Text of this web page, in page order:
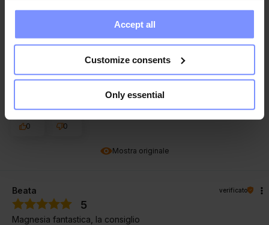
information you have provided to them or that they have
collected when you use their services. Do you agree?
Accept all
Customize consents
Only essential
Mostra originale
5
4/29/2026
0
0
Beata verificato
5
Magnesia fantastica, la consiglio